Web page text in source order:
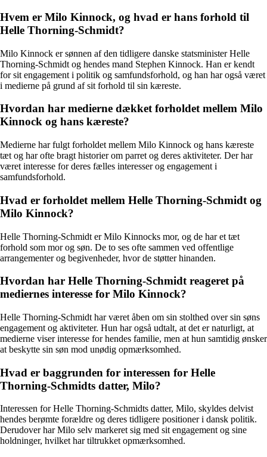
Hvem er Milo Kinnock, og hvad er hans forhold til
Helle Thorning-Schmidt?
Milo Kinnock er sønnen af den tidligere danske statsminister Helle
Thorning-Schmidt og hendes mand Stephen Kinnock. Han er kendt
for sit engagement i politik og samfundsforhold, og han har også været
i medierne på grund af sit forhold til sin kæreste.
Hvordan har medierne dækket forholdet mellem Milo
Kinnock og hans kæreste?
Medierne har fulgt forholdet mellem Milo Kinnock og hans kæreste
tæt og har ofte bragt historier om parret og deres aktiviteter. Der har
været interesse for deres fælles interesser og engagement i
samfundsforhold.
Hvad er forholdet mellem Helle Thorning-Schmidt og
Milo Kinnock?
Helle Thorning-Schmidt er Milo Kinnocks mor, og de har et tæt
forhold som mor og søn. De to ses ofte sammen ved offentlige
arrangementer og begivenheder, hvor de støtter hinanden.
Hvordan har Helle Thorning-Schmidt reageret på
mediernes interesse for Milo Kinnock?
Helle Thorning-Schmidt har været åben om sin stolthed over sin søns
engagement og aktiviteter. Hun har også udtalt, at det er naturligt, at
medierne viser interesse for hendes familie, men at hun samtidig ønsker
at beskytte sin søn mod unødig opmærksomhed.
Hvad er baggrunden for interessen for Helle
Thorning-Schmidts datter, Milo?
Interessen for Helle Thorning-Schmidts datter, Milo, skyldes delvist
hendes berømte forældre og deres tidligere positioner i dansk politik.
Derudover har Milo selv markeret sig med sit engagement og sine
holdninger, hvilket har tiltrukket opmærksomhed.